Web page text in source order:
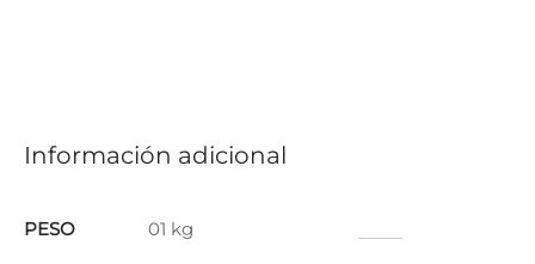
Información adicional
PESO 01 kg